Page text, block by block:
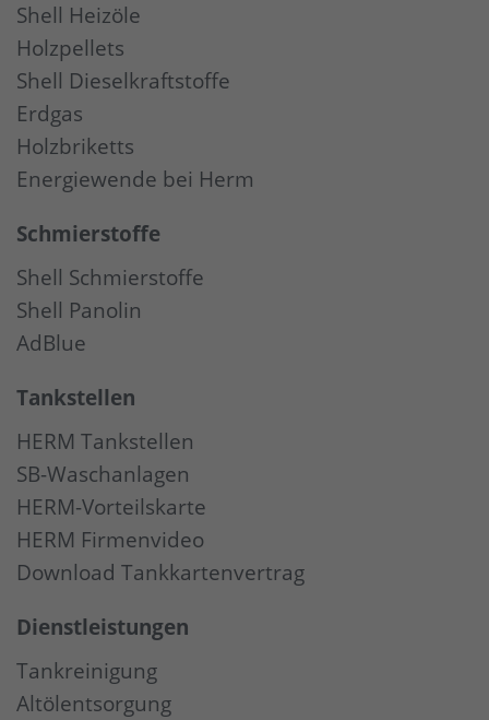
Shell Heizöle
Holzpellets
Shell Dieselkraftstoffe
Erdgas
Holzbriketts
Energiewende bei Herm
Schmierstoffe
Shell Schmierstoffe
Shell Panolin
AdBlue
Tankstellen
HERM Tankstellen
SB-Waschanlagen
HERM-Vorteilskarte
HERM Firmenvideo
Download Tankkartenvertrag
Dienstleistungen
Tankreinigung
Altölentsorgung